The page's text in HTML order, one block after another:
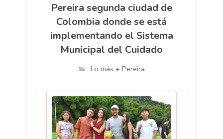
Pereira segunda ciudad de
Colombia donde se está
implementando el Sistema
Municipal del Cuidado
Lo más + Pereira